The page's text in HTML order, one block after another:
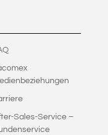
Sales-Service –